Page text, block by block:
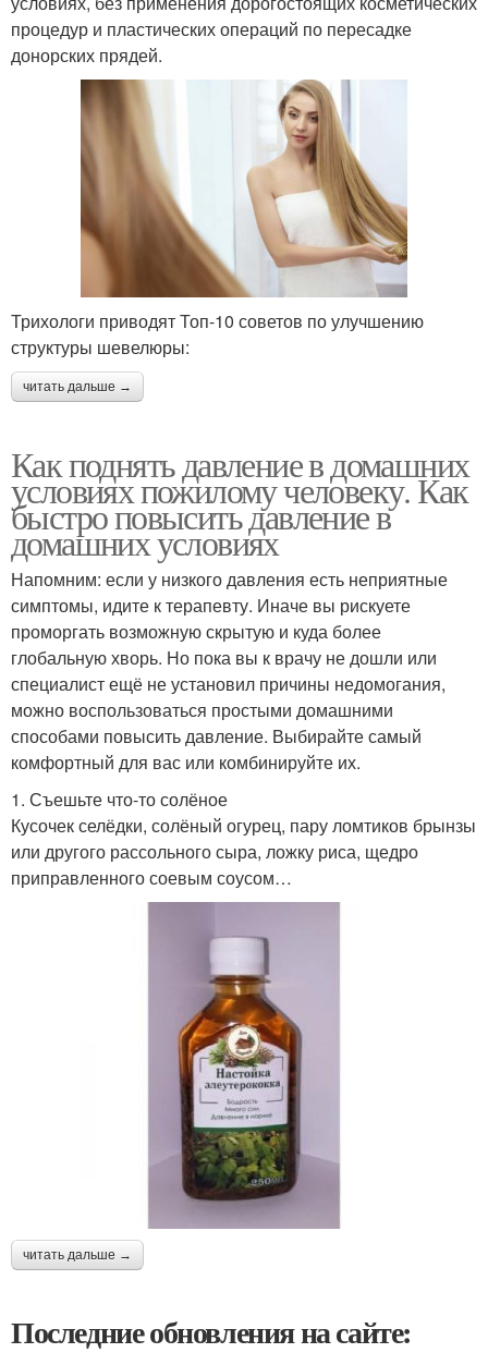
процедур и пластических операций по пересадке
донорских прядей.
Трихологи приводят Топ-10 советов по улучшению
структуры шевелюры:
читать дальше →
Как поднять давление в домашних
условиях пожилому человеку. Как
быстро повысить давление в
домашних условиях
Напомним: если у низкого давления есть неприятные
симптомы, идите к терапевту. Иначе вы рискуете
проморгать возможную скрытую и куда более
глобальную хворь. Но пока вы к врачу не дошли или
специалист ещё не установил причины недомогания,
можно воспользоваться простыми домашними
способами повысить давление. Выбирайте самый
комфортный для вас или комбинируйте их.
1. Съешьте что-то солёное
Кусочек селёдки, солёный огурец, пару ломтиков брынзы
или другого рассольного сыра, ложку риса, щедро
приправленного соевым соусом…
читать дальше →
Последние обновления на сайте: